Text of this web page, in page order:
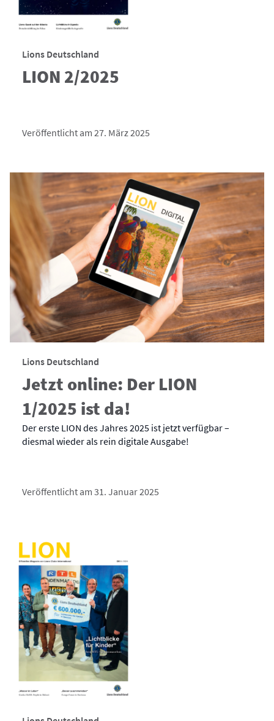
Lions Deutschland
LION 2/2025
Veröffentlicht am 27. März 2025
Lions Deutschland
Jetzt online: Der LION
1/2025 ist da!
Der erste LION des Jahres 2025 ist jetzt verfügbar –
diesmal wieder als rein digitale Ausgabe!
Veröffentlicht am 31. Januar 2025